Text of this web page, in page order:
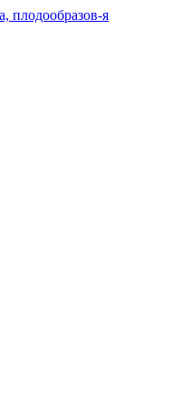
плодообразов-я